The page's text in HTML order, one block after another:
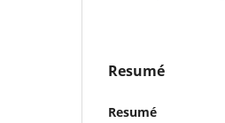
Resumé
Resumé